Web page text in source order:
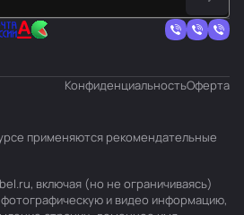
КонфиденциальностьОферта
применяются рекомендательные
включая (но не ограничиваясь)
и видео информацию,